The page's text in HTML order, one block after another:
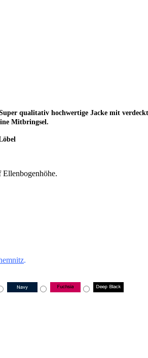
qualitativ hochwertige Jacke mit
Mitbringsel.
.